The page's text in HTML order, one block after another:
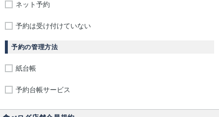
ネット予約
予約は受け付けていない
予約の管理方法
紙台帳
予約台帳サービス